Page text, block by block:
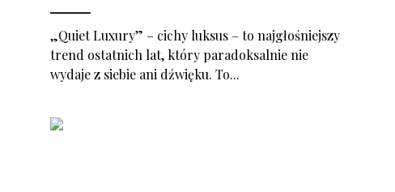
„Quiet Luxury” – cichy luksus – to najgłośniejszy
trend ostatnich lat, który paradoksalnie nie
wydaje z siebie ani dźwięku. To...